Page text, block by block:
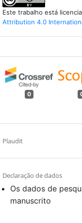
Este trabalho está
Attribution 4.0
0
Plaudit
Declaração de dados
Os dados de
manuscrito